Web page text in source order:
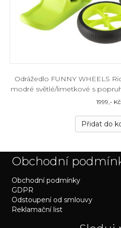
Odrážedlo FUNNY WHEELS
modré světlé/limetkové s
1999,- Kč
Přidat do
Obchodní
Obchodní podmínky
GDPR
Odstoupení od smlouvy
Reklamační list